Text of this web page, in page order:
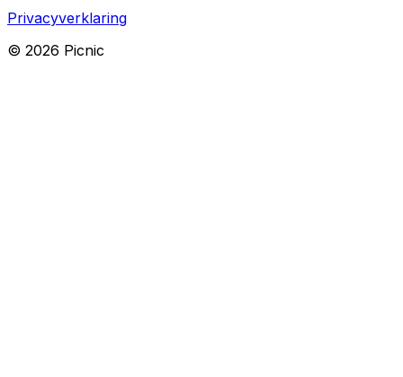
Privacyverklaring
© 2026 Picnic